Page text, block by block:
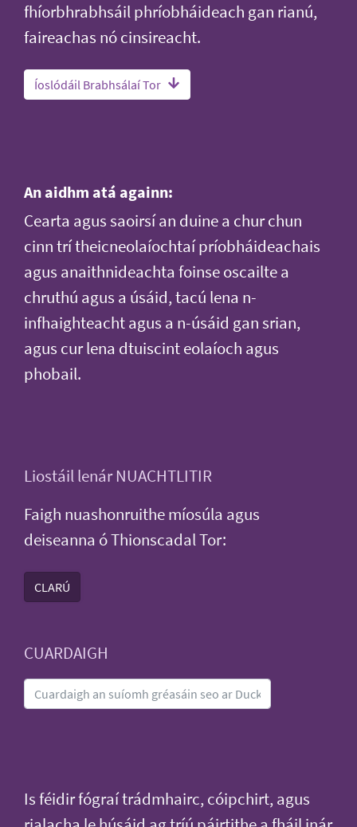
fhíorbhrabhsáil phríobháideach gan rianú,
faireachas nó cinsireacht.
Íoslódáil Brabhsálaí Tor
An aidhm atá againn:
Cearta agus saoirsí an duine a chur chun
cinn trí theicneolaíochtaí príobháideachais
agus anaithnideachta foinse oscailte a
chruthú agus a úsáid, tacú lena n-
infhaighteacht agus a n-úsáid gan srian,
agus cur lena dtuiscint eolaíoch agus
phobail.
Liostáil lenár NUACHTLITIR
Faigh nuashonruithe míosúla agus
deiseanna ó Thionscadal Tor:
CLARÚ
CUARDAIGH
Is féidir fógraí trádmhairc, cóipchirt, agus